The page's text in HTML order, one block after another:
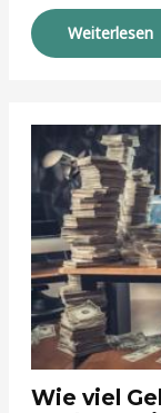
Weiterlesen
Wie viel